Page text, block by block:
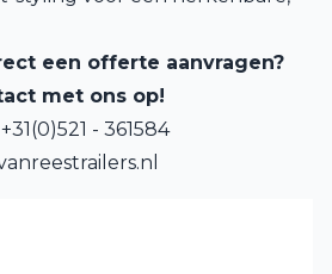
een offerte aanvragen?
met ons op!
+31(0)521 - 361584